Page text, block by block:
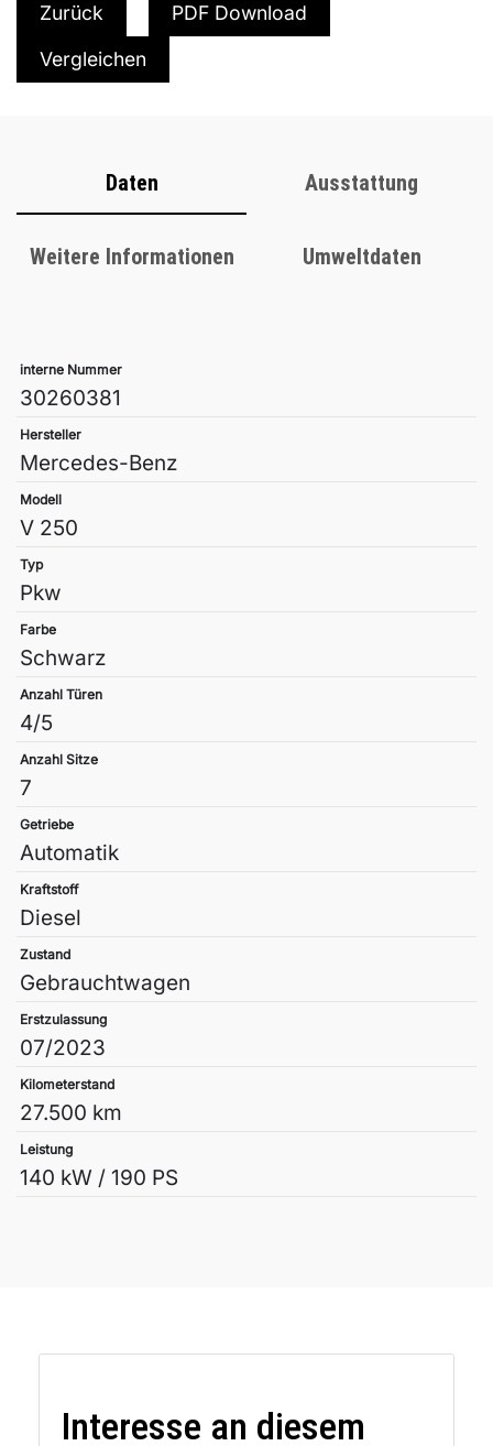
Zurück
PDF Download
Vergleichen
Daten Ausstattung
Weitere Informationen Umweltdaten
interne Nummer
30260381
Hersteller
Mercedes-Benz
Modell
V 250
Typ
Pkw
Farbe
Schwarz
Anzahl Türen
4/5
Anzahl Sitze
7
Getriebe
Automatik
Kraftstoff
Diesel
Zustand
Gebrauchtwagen
Erstzulassung
07/2023
Kilometerstand
27.500 km
Leistung
140 kW / 190 PS
Interesse an diesem